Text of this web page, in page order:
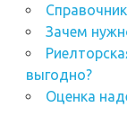
Справочник
Зачем
выгодно?
Оценка